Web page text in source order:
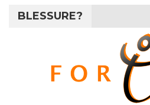
BLESSURE?